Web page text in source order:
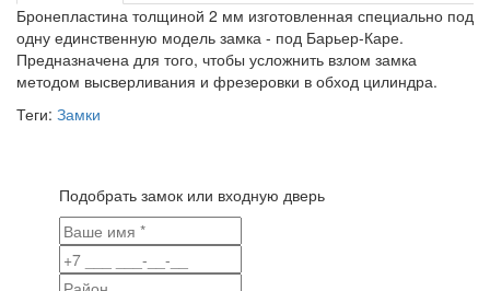
Бронепластина толщиной 2 мм изготовленная специально под
одну единственную модель замка - под Барьер-Каре.
Предназначена для того, чтобы усложнить взлом замка
методом высверливания и фрезеровки в обход цилиндра.
Теги: Замки
Подобрать замок или входную дверь